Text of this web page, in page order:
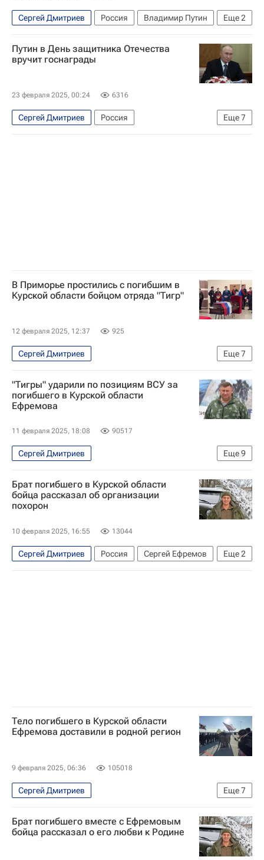
Великая Отечественная война (1941-1945)
Еще2
Сергей Дмитриев Россия
Владимир Путин
Объединенный институт ядерных исследований
Общество
Путин в День защитника Отечества
вручит госнаграды
23 февраля 2025, 00:24 6316
Еще7
Сергей Дмитриев
Россия
Приморский край
Курская область
В Приморье простились с погибшим в
Курской области бойцом отряда "Тигр"
12 февраля 2025, 12:37 925
Еще7
Сергей Дмитриев
Специальная военная операция на Украине
Общество
Курская область
Россия
Приморский край
Олег Кожемяко
"Тигры" ударили по позициям ВСУ за
погибшего в Курской области
Ефремова
11 февраля 2025, 18:08 90517
Еще9
Сергей Дмитриев
Специальная военная операция на Украине
Курская область
Россия
Владивосток
Сергей Ефремов
Вооруженные силы Украины
МЧС России (Министерство РФ по делам гражданской обороны, чрезвычайным ситуациям и ликвидации последствий стихийных бедствий)
Любэ
Брат погибшего в Курской области
бойца рассказал об организации
похорон
10 февраля 2025, 16:55 13044
Еще2
Сергей Дмитриев Россия
Сергей Ефремов
Олег Кожемяко
Тело погибшего в Курской области
Ефремова доставили в родной регион
9 февраля 2025, 06:36 105018
Еще7
Сергей Дмитриев
Специальная военная операция на Украине
Происшествия
Курская область
Брат погибшего вместе с Ефремовым
бойца рассказал о его любви к Родине